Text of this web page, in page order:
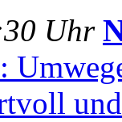
Uhr